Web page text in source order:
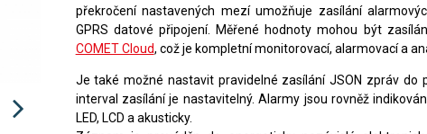
překročení nastavených mezí umožňuje zasílání
GPRS datové připojení. Měřené hodnoty mohou být
COMET Cloud, což je kompletní monitorovací, alarmovací a
Je také možné nastavit pravidelné zasílání JSON zpráv do
interval zasílání je nastavitelný. Alarmy jsou rovněž
LED, LCD a akusticky.